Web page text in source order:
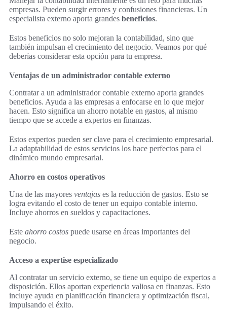
empresas. Pueden surgir errores y confusiones financieras. Un
especialista externo aporta grandes beneficios.
Estos beneficios no solo mejoran la contabilidad, sino que
también impulsan el crecimiento del negocio. Veamos por qué
deberías considerar esta opción para tu empresa.
Ventajas de un administrador contable externo
Contratar a un administrador contable externo aporta grandes
beneficios. Ayuda a las empresas a enfocarse en lo que mejor
hacen. Esto significa un ahorro notable en gastos, al mismo
tiempo que se accede a expertos en finanzas.
Estos expertos pueden ser clave para el crecimiento empresarial.
La adaptabilidad de estos servicios los hace perfectos para el
dinámico mundo empresarial.
Ahorro en costos operativos
Una de las mayores ventajas es la reducción de gastos. Esto se
logra evitando el costo de tener un equipo contable interno.
Incluye ahorros en sueldos y capacitaciones.
Este ahorro costos puede usarse en áreas importantes del
negocio.
Acceso a expertise especializado
Al contratar un servicio externo, se tiene un equipo de expertos a
disposición. Ellos aportan experiencia valiosa en finanzas. Esto
incluye ayuda en planificación financiera y optimización fiscal,
impulsando el éxito.